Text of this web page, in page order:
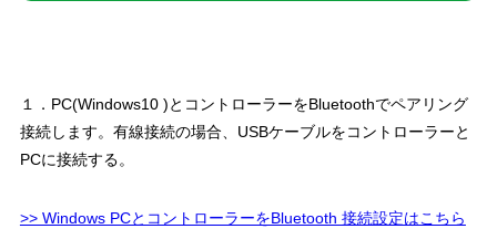
１．PC(Windows10 )とコントローラーをBluetoothでペアリング
接続します。有線接続の場合、USBケーブルをコントローラーと
PCに接続する。
>> Windows PCとコントローラーをBluetooth 接続設定はこちら